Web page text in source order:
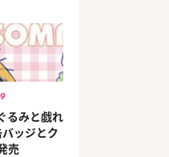
るみと戯れ
ッジとク
売